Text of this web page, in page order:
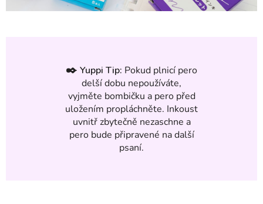
✒️ Yuppi Tip: Pokud plnicí pero
delší dobu nepoužíváte,
vyjměte bombičku a pero před
uložením propláchněte. Inkoust
uvnitř zbytečně nezaschne a
pero bude připravené na další
psaní.